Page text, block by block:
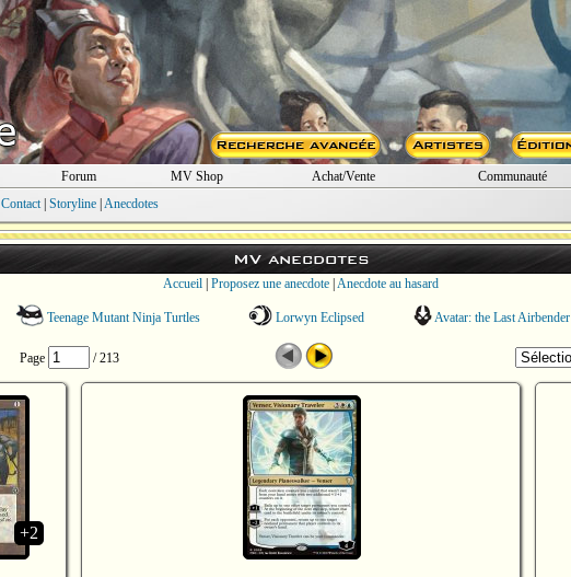
Forum MV Shop Achat/Vente Communauté
Contact| Storyline| Anecdotes
MV anecdotes
Accueil Proposez une anecdote Anecdote au hasard
Teenage Mutant Ninja Turtles Lorwyn Eclipsed Avatar: the Last Airbender
Page / 213
+2